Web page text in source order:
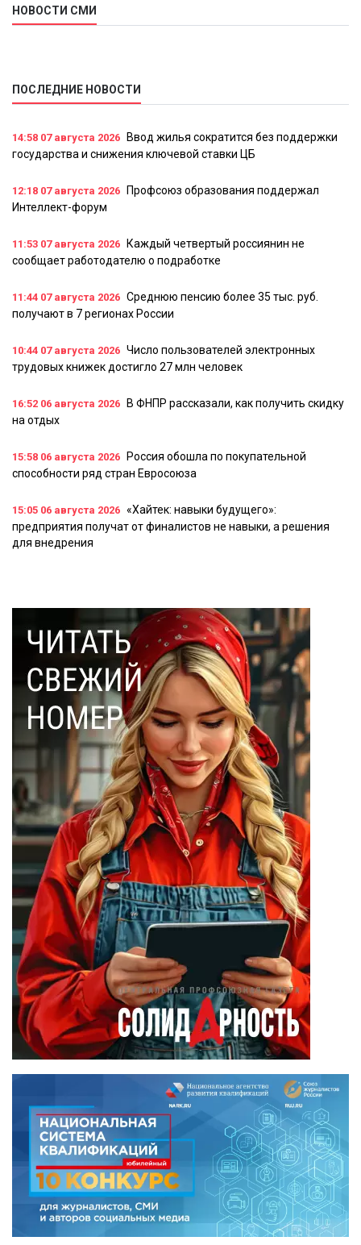
НОВОСТИ СМИ
ПОСЛЕДНИЕ НОВОСТИ
14:58 07 августа 2026
Ввод жилья сократится без поддержки
государства и снижения ключевой ставки ЦБ
12:18 07 августа 2026
Профсоюз образования поддержал
Интеллект-форум
11:53 07 августа 2026
Каждый четвертый россиянин не
сообщает работодателю о подработке
11:44 07 августа 2026 Среднюю пенсию более 35 тыс. руб.
получают в 7 регионах России
10:44 07 августа 2026 Число пользователей электронных
трудовых книжек достигло 27 млн человек
16:52 06 августа 2026
В ФНПР рассказали, как получить скидку
на отдых
15:58 06 августа 2026
Россия обошла по покупательной
способности ряд стран Евросоюза
15:05 06 августа 2026 «Хайтек: навыки будущего»:
предприятия получат от финалистов не навыки, а решения
для внедрения